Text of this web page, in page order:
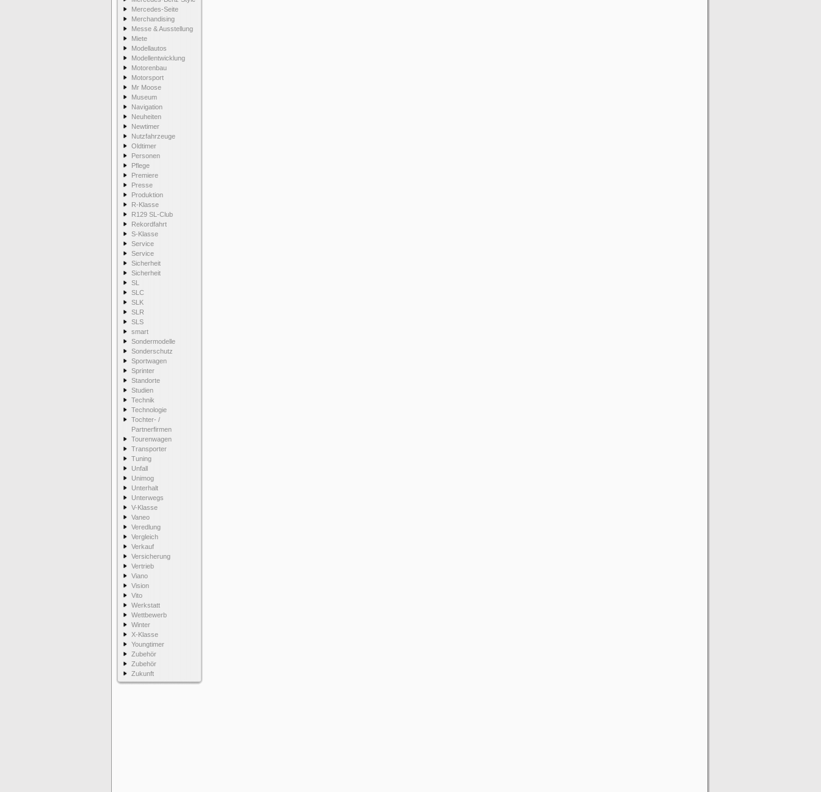
Mercedes-Seite
Merchandising
Messe & Ausstellung
Miete
Modellautos
Modellentwicklung
Motorenbau
Motorsport
Mr Moose
Museum
Navigation
Neuheiten
Newtimer
Nutzfahrzeuge
Oldtimer
Personen
Pflege
Premiere
Presse
Produktion
R-Klasse
R129 SL-Club
Rekordfahrt
S-Klasse
Service
Service
Sicherheit
Sicherheit
SL
SLC
SLK
SLR
SLS
smart
Sondermodelle
Sonderschutz
Sportwagen
Sprinter
Standorte
Studien
Technik
Technologie
Tochter- /
Partnerfirmen
Tourenwagen
Transporter
Tuning
Unfall
Unimog
Unterhalt
Unterwegs
V-Klasse
Vaneo
Veredlung
Vergleich
Verkauf
Versicherung
Vertrieb
Viano
Vision
Vito
Werkstatt
Wettbewerb
Winter
X-Klasse
Youngtimer
Zubehör
Zubehör
Zukunft